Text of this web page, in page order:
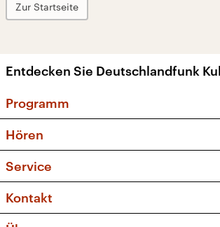
Zur Startseite
Entdecken Sie Deutschlandfunk
Programm
Sendungen und Podcasts
Musikliste
Kakadu – Das Kinderprogramm
Hören
Frequenzen (UKW + DAB+)
Service
FAQ
Apps
Kontakt